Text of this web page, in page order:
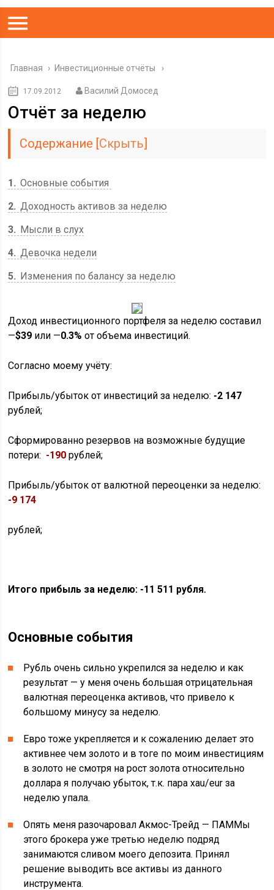
Главная › Инвестиционные отчёты
17.09.2012 Василий Домосед
Отчёт за неделю
Содержание [Скрыть]
1
Основные события
2 Доходность активов за неделю
3
Мысли в слух
4 Девочка недели
5
Изменения по балансу за неделю
Доход инвестиционного портфеля за неделю составил
—$39 или —0.3% от объема инвестиций.
Согласно моему учёту:
Прибыль/убыток от инвестиций за неделю: -2 147
рублей;
Сформированно резервов на возможные будущие
потери: -190 рублей;
Прибыль/убыток от валютной переоценки за неделю:
-9 174
рублей;
Итого прибыль за неделю: -11 511 рубля.
Основные события
Рубль очень сильно укрепился за неделю и как
результат — у меня очень большая отрицательная
валютная переоценка активов, что привело к
большому минусу за неделю.
Евро тоже укрепляется и к сожалению делает это
активнее чем золото и в тоге по моим инвестициям
в золото не смотря на рост золота относительно
доллара я получаю убыток, т.к. пара xau/eur за
неделю упала.
Опять меня разочаровал Акмос-Трейд — ПАММы
этого брокера уже третью неделю подряд
занимаются сливом моего депозита. Принял
решение выводить все активы из данного
инструмента.